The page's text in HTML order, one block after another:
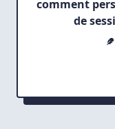
comment
de